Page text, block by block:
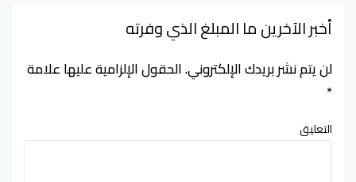
أخبر الآخرين ما المبلغ الذي وفرته
لن يتم نشر بريدك الإلكتروني.الحقول الإلزامية عليها علامة
*
التعليق